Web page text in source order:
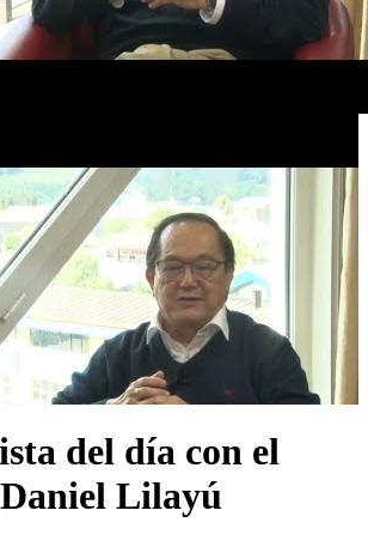
del día con el
Lilayú